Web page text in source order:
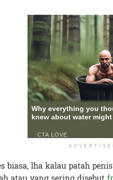
biasa, lha kalau patah